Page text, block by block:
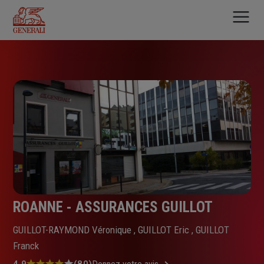
contenu
principal
ROANNE - ASSURANCES GUILLOT
GUILLOT-RAYMOND Véronique , GUILLOT Eric , GUILLOT
Franck